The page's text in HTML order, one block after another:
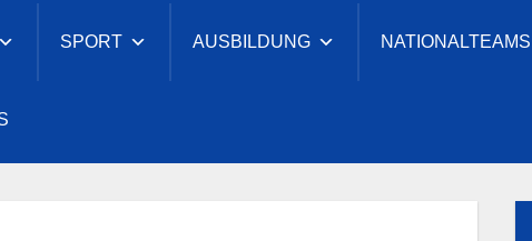
SPORT AUSBILDUNG NATIONALTEAMS